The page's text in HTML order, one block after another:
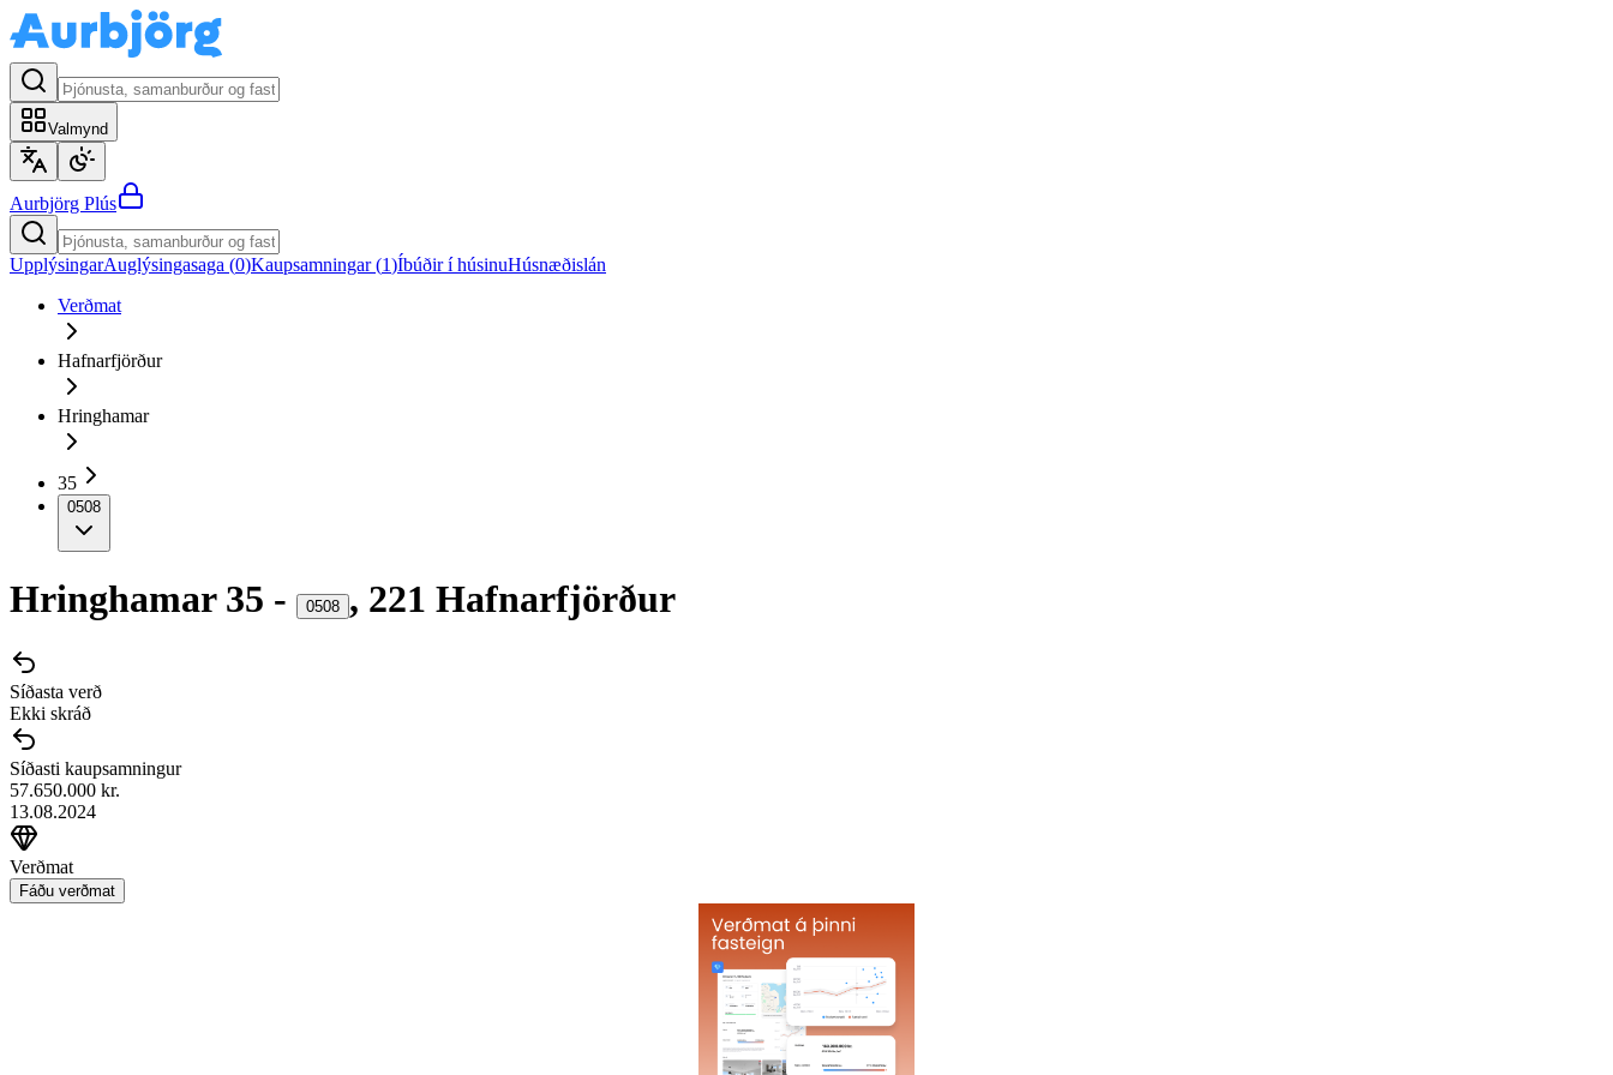
Valmynd
Aurbjörg Plús
UpplýsingarAuglýsingasaga (0)Kaupsamningar (1)Íbúðir í húsinuHúsnæðislán
Verðmat
Hafnarfjörður
Hringhamar
35
0508
Hringhamar 35 - 0508 , 221 Hafnarfjörður
Síðasta verð
Ekki skráð
Síðasti kaupsamningur
57.650.000 kr.
13.08.2024
Verðmat
Fáðu verðmat